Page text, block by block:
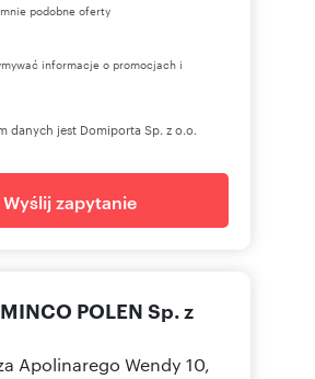
podobne oferty
informacje o promocjach i
danych jest Domiporta Sp. z o.o.
Wyślij zapytanie
POLEN Sp. z
Apolinarego Wendy 10,